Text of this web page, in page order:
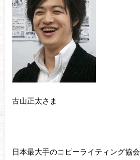
古山正太さま
日本最大手のコピーライティング協会